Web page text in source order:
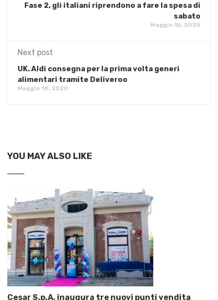
Fase 2, gli italiani riprendono a fare la spesa di
sabato
Maggio 15, 2020
Next post
UK. Aldi consegna per la prima volta generi
alimentari tramite Deliveroo
Maggio 18, 2020
YOU MAY ALSO LIKE
Cesar S.p.A. inaugura tre nuovi punti vendita